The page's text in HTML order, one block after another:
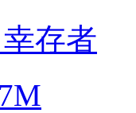
存者